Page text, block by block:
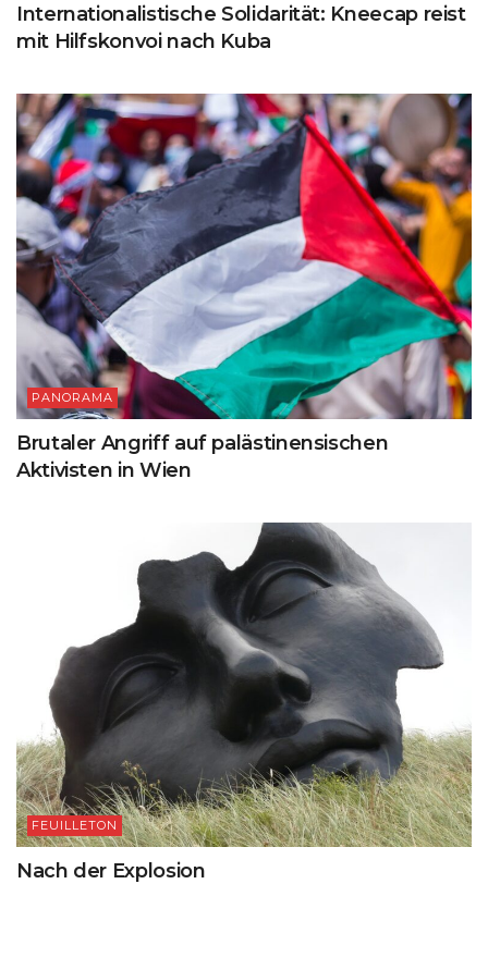
Internationalistische Solidarität: Kneecap reist
mit Hilfskonvoi nach Kuba
PANORAMA
Brutaler Angriff auf palästinensischen
Aktivisten in Wien
FEUILLETON
Nach der Explosion